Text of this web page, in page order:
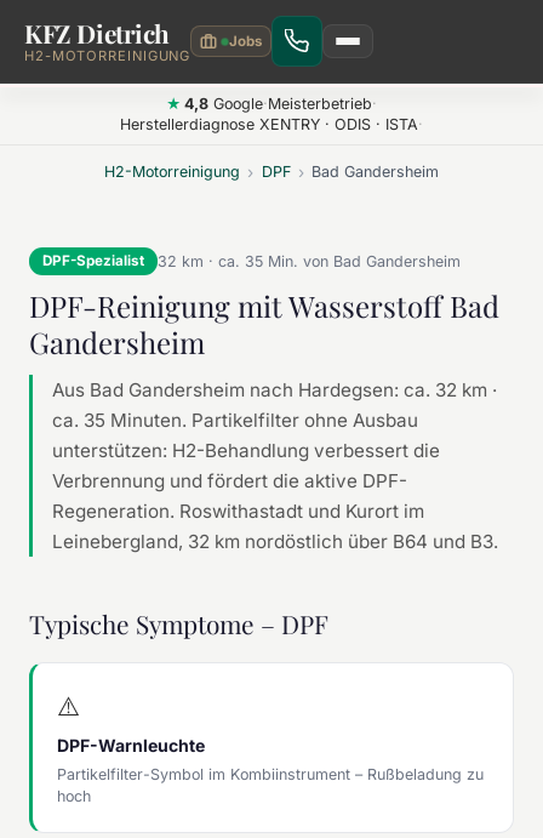
Zum Hauptinhalt springen
KFZ Dietrich
H2-MOTORREINIGUNG
★ 4,8Google·Meisterbetrieb·
Herstellerdiagnose XENTRY · ODIS · ISTA·
H2-Motorreinigung › DPF › Bad Gandersheim
DPF-Spezialist 32 km · ca. 35 Min. von Bad Gandersheim
DPF-Reinigung mit Wasserstoff Bad
Gandersheim
Aus Bad Gandersheim nach Hardegsen: ca. 32 km ·
ca. 35 Minuten. Partikelfilter ohne Ausbau
unterstützen: H2-Behandlung verbessert die
Verbrennung und fördert die aktive DPF-
Regeneration. Roswithastadt und Kurort im
Leinebergland, 32 km nordöstlich über B64 und B3.
Typische Symptome – DPF
⚠️
DPF-Warnleuchte
Partikelfilter-Symbol im Kombiinstrument – Rußbeladung zu
hoch